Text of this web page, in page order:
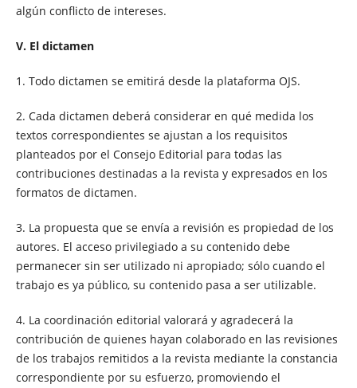
algún conflicto de intereses.
V. El dictamen
1. Todo dictamen se emitirá desde la plataforma OJS.
2. Cada dictamen deberá considerar en qué medida los
textos correspondientes se ajustan a los requisitos
planteados por el Consejo Editorial para todas las
contribuciones destinadas a la revista y expresados en los
formatos de dictamen.
3. La propuesta que se envía a revisión es propiedad de los
autores. El acceso privilegiado a su contenido debe
permanecer sin ser utilizado ni apropiado; sólo cuando el
trabajo es ya público, su contenido pasa a ser utilizable.
4. La coordinación editorial valorará y agradecerá la
contribución de quienes hayan colaborado en las revisiones
de los trabajos remitidos a la revista mediante la constancia
correspondiente por su esfuerzo, promoviendo el